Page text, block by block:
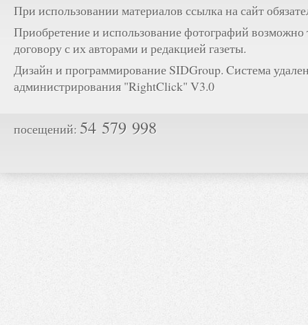
При использовании материалов ссылка на сайт
Приобретение и использование фотографий возможно
договору с их авторами и редакцией газеты.
Дизайн и программирование SIDGroup. Cистема
администрирования "RightClick" V3.0
посещений: 54 579 998